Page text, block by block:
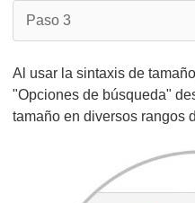
Paso 3
Al usar la sintaxis de
"Opciones de búsqueda"
tamaño en diversos rangos